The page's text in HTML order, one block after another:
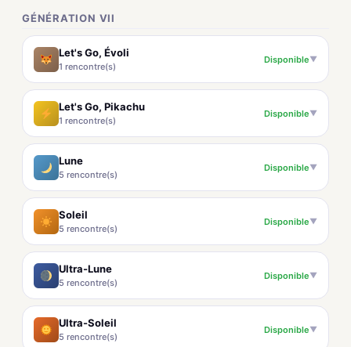
GÉNÉRATION VII
Let's Go, Évoli
1 rencontre(s)
Disponible▼
Let's Go, Pikachu
1 rencontre(s)
Disponible▼
Lune
5 rencontre(s)
Disponible▼
Soleil
5 rencontre(s)
Disponible▼
Ultra-Lune
5 rencontre(s)
Disponible▼
Ultra-Soleil
5 rencontre(s)
Disponible▼